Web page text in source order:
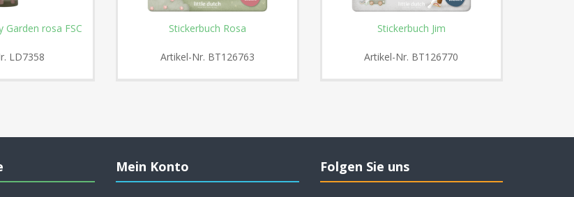
Garden rosa FSC
LD7358
Stickerbuch Rosa
Artikel-Nr. BT126763
Stickerbuch Jim
Artikel-Nr. BT126770
Mein Konto Folgen Sie uns